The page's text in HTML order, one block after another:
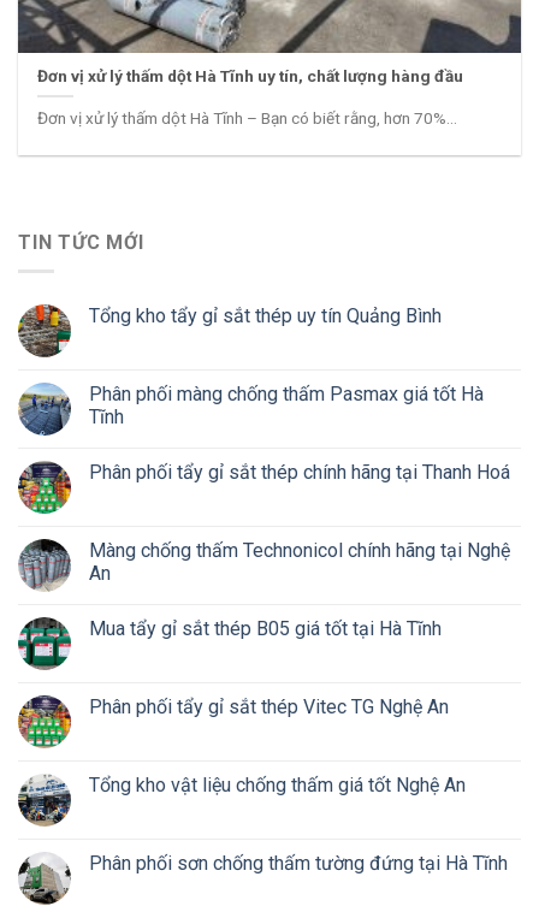
Đơn vị xử lý thấm dột Hà Tĩnh uy tín, chất lượng hàng đầu
Đơn vị xử lý thấm dột Hà Tĩnh – Bạn có biết rằng, hơn 70%...
TIN TỨC MỚI
Tổng kho tẩy gỉ sắt thép uy tín Quảng Bình
Phân phối màng chống thấm Pasmax giá tốt Hà
Tĩnh
Phân phối tẩy gỉ sắt thép chính hãng tại Thanh Hoá
Màng chống thấm Technonicol chính hãng tại Nghệ
An
Mua tẩy gỉ sắt thép B05 giá tốt tại Hà Tĩnh
Phân phối tẩy gỉ sắt thép Vitec TG Nghệ An
Tổng kho vật liệu chống thấm giá tốt Nghệ An
Phân phối sơn chống thấm tường đứng tại Hà Tĩnh